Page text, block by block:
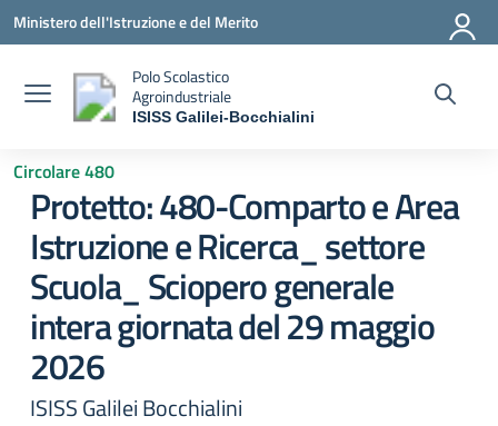
Ministero dell'Istruzione e del Merito
Polo Scolastico
Agroindustriale
ISISS Galilei-Bocchialini
Circolare 480
Protetto: 480-Comparto e Area
Istruzione e Ricerca_ settore
Scuola_ Sciopero generale
intera giornata del 29 maggio
2026
ISISS Galilei Bocchialini